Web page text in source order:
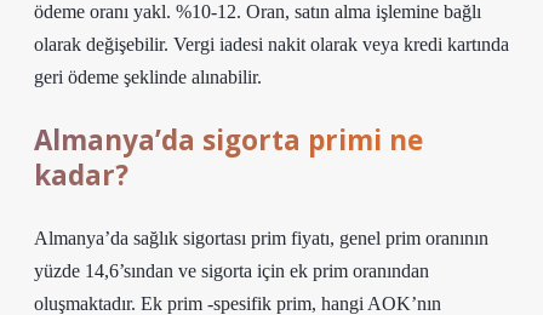
ödeme oranı yakl. %10-12. Oran, satın alma işlemine bağlı
olarak değişebilir. Vergi iadesi nakit olarak veya kredi kartında
geri ödeme şeklinde alınabilir.
Almanya’da sigorta primi ne
kadar?
Almanya’da sağlık sigortası prim fiyatı, genel prim oranının
yüzde 14,6’sından ve sigorta için ek prim oranından
oluşmaktadır. Ek prim -spesifik prim, hangi AOK’nın